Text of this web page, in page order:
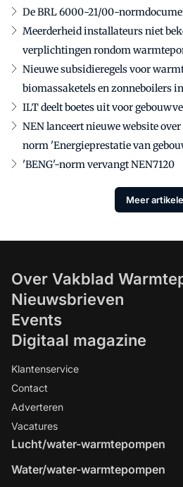
De BRL 6000-21/00-
Meerderheid installateurs niet
verplichtingen rondom
Nieuwe subsidieregels voor
biomassaketels en zonneboilers
ILT deelt boetes uit voor
NEN lanceert nieuwe website
norm 'Energieprestatie van
'BENG'-norm vervangt NEN7120
Meer
Over Vakblad
Nieuwsbrieven
Events
Digitaal magazine
Klantenservice
Contact
Adverteren
Vacatures
Lucht/water-warmtepompen
Water/water-warmtepompen